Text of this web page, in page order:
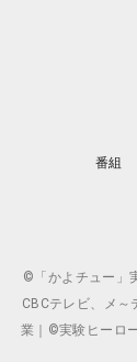
番組
©「かよチュー」
CBCテレビ、メ
業｜©実験ヒーロ